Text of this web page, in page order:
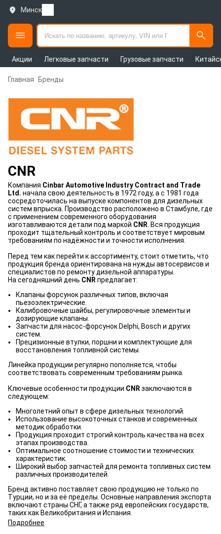
Минск
Акции Легковые запчасти Грузовые запчасти
Главная Бренды
CNR
Компания Cinbar Automotive Industry Contract and Trade
Ltd. начала свою деятельность в 1972 году, а с 1981 года
сосредоточилась на выпуске компонентов для дизельных
систем впрыска. Производство расположено в Стамбуле, где
с применением современного оборудования
изготавливаются детали под маркой CNR . Вся продукция
проходит тщательный контроль и соответствует мировым
требованиям по надёжности и точности исполнения.
Перед тем как перейти к ассортименту, стоит отметить, что
продукция бренда ориентирована на нужды автосервисов и
специалистов по ремонту дизельной аппаратуры.
На сегодняшний день CNR предлагает:
Клапаны форсунок различных типов, включая
пьезоэлектрические.
Калибровочные шайбы, регулировочные элементы и
дозирующие клапаны.
Запчасти для насос-форсунок Delphi, Bosch и других
систем.
Прецизионные втулки, поршни и комплектующие для
восстановления топливной системы.
Линейка продукции регулярно пополняется, чтобы
соответствовать современным требованиям рынка.
Ключевые особенности продукции CNR заключаются в
следующем:
Многолетний опыт в сфере дизельных технологий.
Использование высокоточных станков и современных
методик обработки.
Продукция проходит строгий контроль качества на всех
этапах производства.
Оптимальное соотношение стоимости и технических
характеристик.
Широкий выбор запчастей для ремонта топливных систем
различных производителей.
Бренд активно поставляет свою продукцию не только по
Турции, но и за её пределы. Основные направления экспорта
включают страны СНГ, а также ряд европейских государств,
таких как Великобритания и Испания.
Подробнее